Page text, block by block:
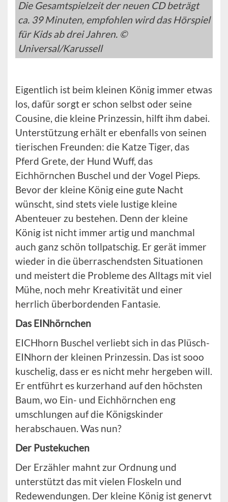
Die Gesamtspielzeit der neuen CD beträgt
ca. 39 Minuten, empfohlen wird das Hörspiel
für Kids ab drei Jahren. ©
Universal/Karussell
Eigentlich ist beim kleinen König immer etwas
los, dafür sorgt er schon selbst oder seine
Cousine, die kleine Prinzessin, hilft ihm dabei.
Unterstützung erhält er ebenfalls von seinen
tierischen Freunden: die Katze Tiger, das
Pferd Grete, der Hund Wuff, das
Eichhörnchen Buschel und der Vogel Pieps.
Bevor der kleine König eine gute Nacht
wünscht, sind stets viele lustige kleine
Abenteuer zu bestehen. Denn der kleine
König ist nicht immer artig und manchmal
auch ganz schön tollpatschig. Er gerät immer
wieder in die überraschendsten Situationen
und meistert die Probleme des Alltags mit viel
Mühe, noch mehr Kreativität und einer
herrlich überbordenden Fantasie.
Das EINhörnchen
EICHhorn Buschel verliebt sich in das Plüsch-
EINhorn der kleinen Prinzessin. Das ist sooo
kuschelig, dass er es nicht mehr hergeben will.
Er entführt es kurzerhand auf den höchsten
Baum, wo Ein- und Eichhörnchen eng
umschlungen auf die Königskinder
herabschauen. Was nun?
Der Pustekuchen
Der Erzähler mahnt zur Ordnung und
unterstützt das mit vielen Floskeln und
Redewendungen. Der kleine König ist genervt